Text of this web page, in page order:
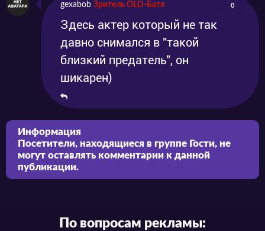
gexabob Зритель OLD-Батя 0
Здесь актер который не так
давно снимался в "такой
близкий предатель", он
шикарен)
Информация
Посетители, находящиеся в группе Гости, не
могут оставлять комментарии к данной
публикации.
По вопросам рекламы: